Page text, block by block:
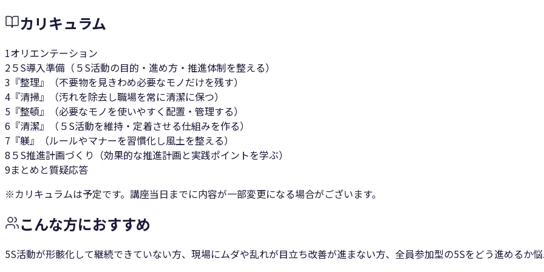
カリキュラム
1オリエンテーション
2５S導入準備（５S活動の目的・進め方・推進体制を整える）
3 『整理』（不要物を見きわめ必要なモノだけを残す）
4 『清掃』（汚れを除去し職場を常に清潔に保つ）
5 『整頓』（必要なモノを使いやすく配置・管理する）
6 『清潔』（５S活動を維持・定着させる仕組みを作る）
7 『躾』（ルールやマナーを習慣化し風土を整える）
8 ５S推進計画づくり（効果的な推進計画と実践ポイントを学ぶ）
9まとめと質疑応答
※カリキュラムは予定です。講座当日までに内容が一部変更になる場合がございます。
こんな方におすすめ
5S活動が形骸化して継続できていない方、現場にムダや乱れが目立ち改善が進まない方、全員参加型の5Sをどう進めるか悩